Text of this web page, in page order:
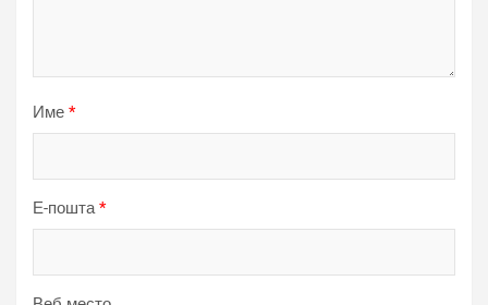
Име *
Е-пошта*